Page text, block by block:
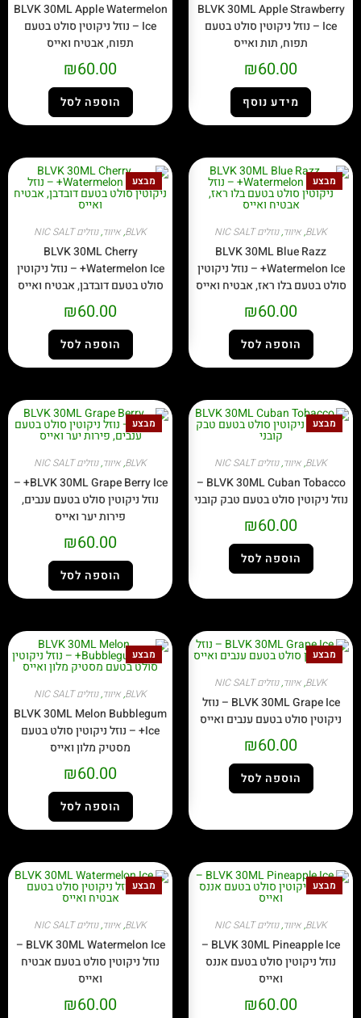
BLVK 30ML Apple Strawberry
Ice – נוזל ניקוטין סולט בטעם
תפוח, תות ואייס
₪60.00
מידע נוסף
BLVK 30ML Apple Watermelon
Ice – נוזל ניקוטין סולט בטעם
תפוח, אבטיח ואייס
₪60.00
הוספה לסל
מבצע
BLVK
,איווד,נוזלים NIC SALT
BLVK 30ML Blue Razz
Watermelon Ice+ – נוזל ניקוטין
סולט בטעם בלו ראז, אבטיח ואייס
₪60.00
הוספה לסל
מבצע
BLVK
,איווד,נוזלים NIC SALT
BLVK 30ML Cherry
Watermelon Ice+ – נוזל ניקוטין
סולט בטעם דובדבן, אבטיח ואייס
₪60.00
הוספה לסל
מבצע
BLVK
,איווד,נוזלים NIC SALT
BLVK 30ML Cuban Tobacco –
נוזל ניקוטין סולט בטעם טבק קובני
₪60.00
הוספה לסל
מבצע
BLVK
,איווד,נוזלים NIC SALT
BLVK 30ML Grape Berry Ice+ –
נוזל ניקוטין סולט בטעם ענבים,
פירות יער ואייס
₪60.00
הוספה לסל
מבצע
BLVK
,איווד,נוזלים NIC SALT
BLVK 30ML Grape Ice – נוזל
ניקוטין סולט בטעם ענבים ואייס
₪60.00
הוספה לסל
מבצע
BLVK
,איווד,נוזלים NIC SALT
BLVK 30ML Melon Bubblegum
Ice+ – נוזל ניקוטין סולט בטעם
מסטיק מלון ואייס
₪60.00
הוספה לסל
מבצע
BLVK
,איווד,נוזלים NIC SALT
BLVK 30ML Pineapple Ice –
נוזל ניקוטין סולט בטעם אננס
ואייס
₪60.00
מבצע
BLVK
,איווד,נוזלים NIC SALT
BLVK 30ML Watermelon Ice –
נוזל ניקוטין סולט בטעם אבטיח
ואייס
₪60.00